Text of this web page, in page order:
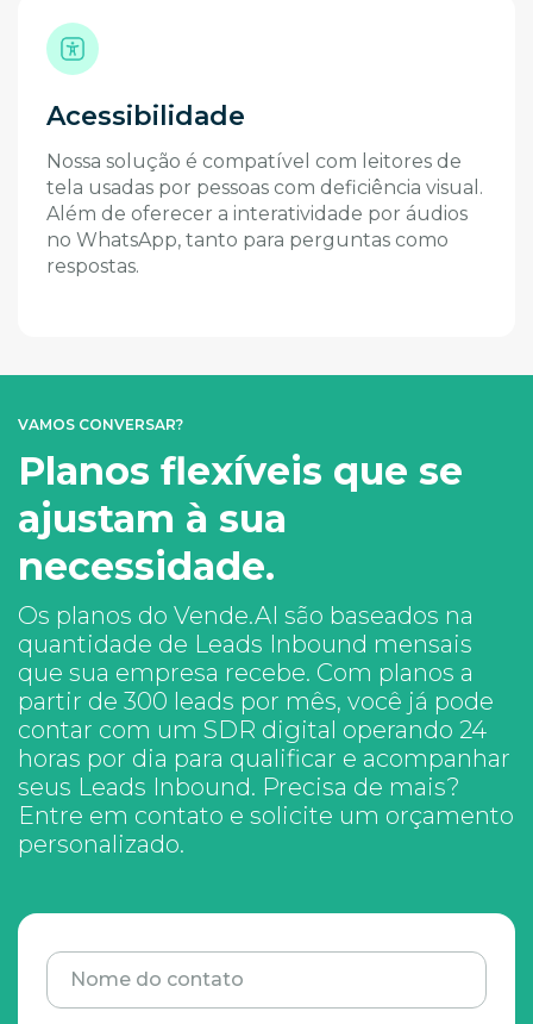
Acessibilidade
Nossa solução é compatível com leitores de
tela usadas por pessoas com deficiência visual.
Além de oferecer a interatividade por áudios
no WhatsApp, tanto para perguntas como
respostas.
VAMOS CONVERSAR?
Planos flexíveis que se
ajustam à sua
necessidade.
Os planos do Vende.AI são baseados na
quantidade de Leads Inbound mensais
que sua empresa recebe. Com planos a
partir de 300 leads por mês, você já pode
contar com um SDR digital operando 24
horas por dia para qualificar e acompanhar
seus Leads Inbound. Precisa de mais?
Entre em contato e solicite um orçamento
personalizado.
Nome do contato